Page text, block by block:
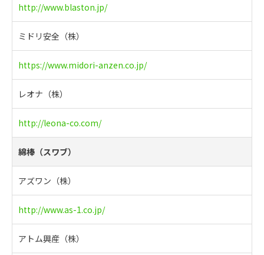
http://www.blaston.jp/
ミドリ安全（株）
https://www.midori-anzen.co.jp/
レオナ（株）
http://leona-co.com/
綿棒（スワブ）
アズワン（株）
http://www.as-1.co.jp/
アトム興産（株）